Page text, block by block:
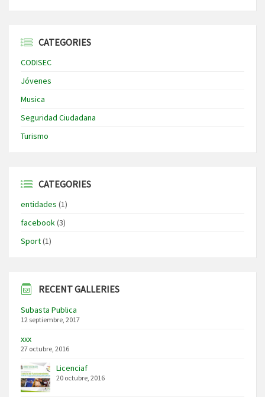
CATEGORIES
CODISEC
Jóvenes
Musica
Seguridad Ciudadana
Turismo
CATEGORIES
entidades (1)
facebook(3)
Sport(1)
RECENT GALLERIES
Subasta Publica
12 septiembre, 2017
xxx
27 octubre, 2016
Licenciaf
20 octubre, 2016